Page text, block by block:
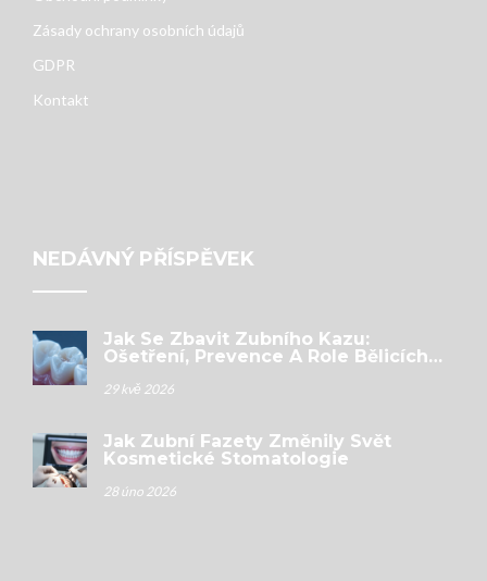
Zásady ochrany osobních údajů
GDPR
Kontakt
NEDÁVNÝ PŘÍSPĚVEK
Jak Se Zbavit Zubního Kazu:
Ošetření, Prevence A Role Bělicích
29 kvě 2026
Jak Zubní Fazety Změnily Svět
Kosmetické Stomatologie
28 úno 2026